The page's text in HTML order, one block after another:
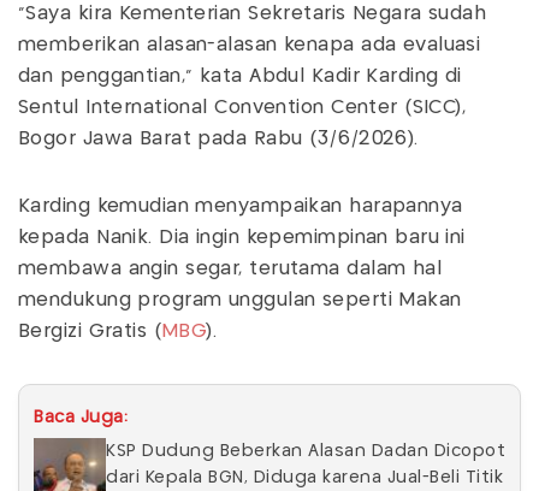
"Saya kira Kementerian Sekretaris Negara sudah
memberikan alasan-alasan kenapa ada evaluasi
dan penggantian," kata Abdul Kadir Karding di
Sentul International Convention Center (SICC),
Bogor Jawa Barat pada Rabu (3/6/2026).
Karding kemudian menyampaikan harapannya
kepada Nanik. Dia ingin kepemimpinan baru ini
membawa angin segar, terutama dalam hal
mendukung program unggulan seperti Makan
Bergizi Gratis ( MBG).
Baca Juga:
KSP Dudung Beberkan Alasan Dadan Dicopot
dari Kepala BGN, Diduga karena Jual-Beli Titik